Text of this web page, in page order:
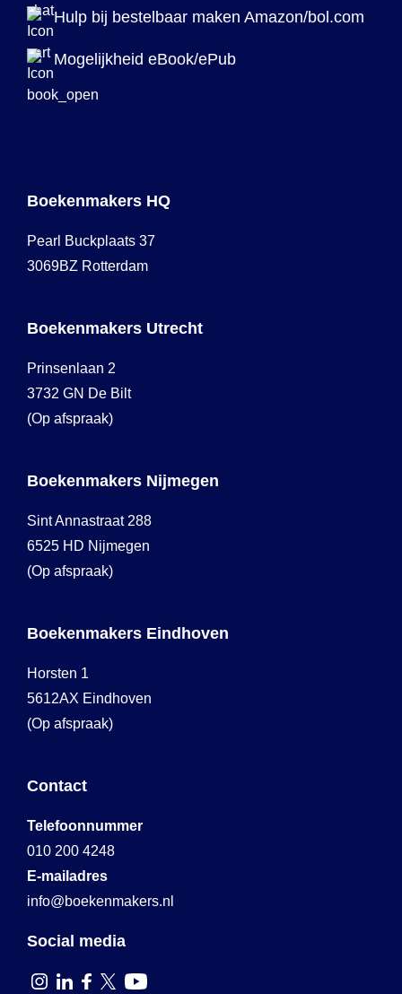
Hulp bij bestelbaar maken Amazon/bol.com
Mogelijkheid eBook/ePub
Boekenmakers HQ
Pearl Buckplaats 37
3069BZ Rotterdam
Boekenmakers Utrecht
Prinsenlaan 2
3732 GN De Bilt
(Op afspraak)
Boekenmakers Nijmegen
Sint Annastraat 288
6525 HD Nijmegen
(Op afspraak)
Boekenmakers Eindhoven
Horsten 1
5612AX Eindhoven
(Op afspraak)
Contact
Telefoonnummer
010 200 4248
E-mailadres
info@boekenmakers.nl
Social media